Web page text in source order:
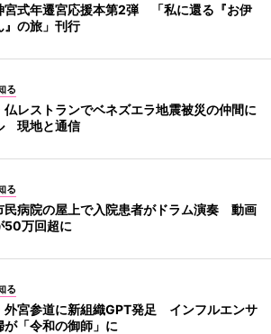
宮式年遷宮応援本第2弾 「私に還る『お伊
』の旅」刊行
る
仏レストランでベネズエラ地震被災の仲間に
現地と通信
る
民病院の屋上で入院患者がドラム演奏 動画
50万回超に
る
外宮参道に新組織GPT発足 インフルエンサ
が「令和の御師」に